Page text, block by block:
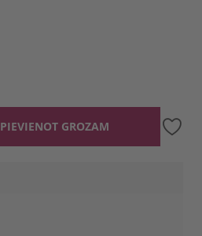
PIEVIENOT GROZAM